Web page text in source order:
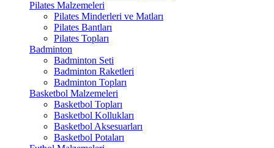
Pilates Malzemeleri
Pilates Minderleri ve Matları
Pilates Bantları
Pilates Topları
Badminton
Badminton Seti
Badminton Raketleri
Badminton Topları
Basketbol Malzemeleri
Basketbol Topları
Basketbol Kollukları
Basketbol Aksesuarları
Basketbol Potaları